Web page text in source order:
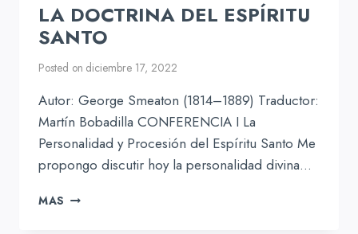
LA DOCTRINA DEL ESPÍRITU
SANTO
Posted on diciembre 17, 2022
Autor: George Smeaton (1814–1889) Traductor:
Martín Bobadilla CONFERENCIA I La
Personalidad y Procesión del Espíritu Santo Me
propongo discutir hoy la personalidad divina…
MAS LA